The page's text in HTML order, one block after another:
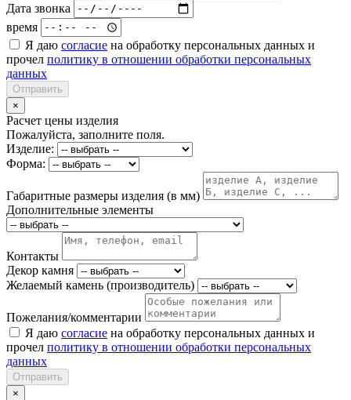
Дата звонка
время
Я даю согласие на обработку персональных данных и
прочел политику в отношении обработки персональных
данных
Отправить
×
Расчет цены изделия
Пожалуйста, заполните поля.
Изделие:
Форма:
Габаритные размеры изделия (в мм)
Дополнительные элементы
Контакты
Декор камня
Желаемый камень (производитель)
Пожелания/комментарии
Я даю согласие на обработку персональных данных и
прочел политику в отношении обработки персональных
данных
Отправить
×